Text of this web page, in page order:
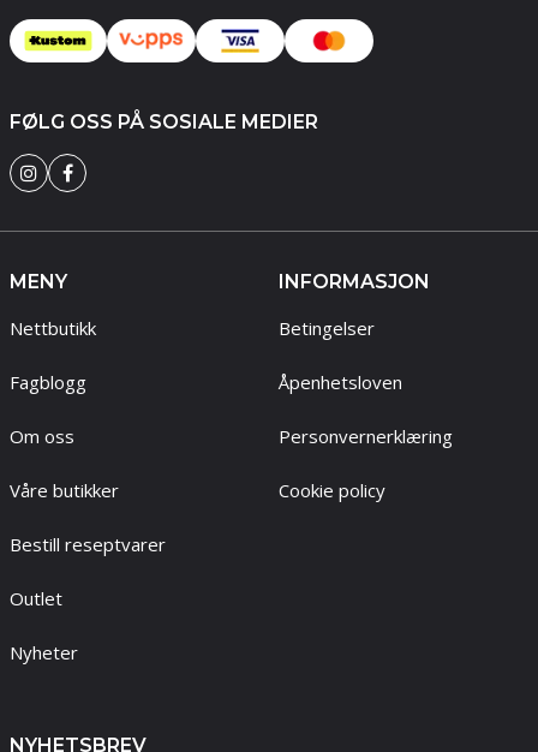
FØLG OSS PÅ SOSIALE MEDIER
MENY
Nettbutikk
Fagblogg
Om oss
Våre butikker
Bestill reseptvarer
Outlet
Nyheter
INFORMASJON
Betingelser
Åpenhetsloven
Personvernerklæring
Cookie policy
NYHETSBREV